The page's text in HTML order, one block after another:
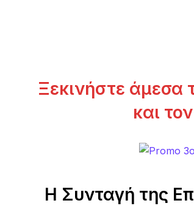
Ξεκινήστε άμεσα
και
Η Συνταγή της